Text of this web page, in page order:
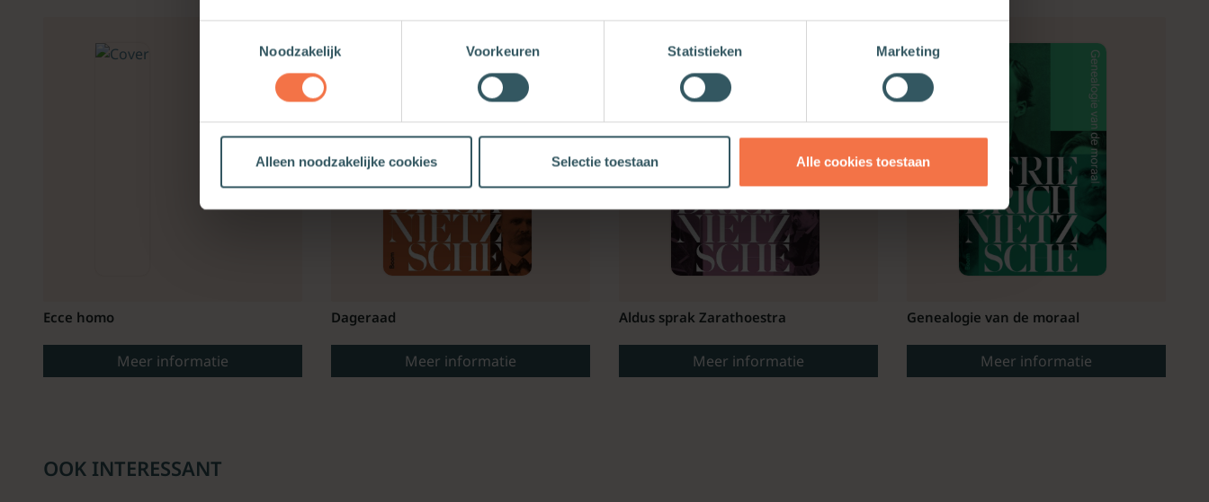
Noodzakelijk
Voorkeuren Statistieken Marketing
Alleen noodzakelijke cookies Selectie toestaan Alle cookies toestaan
Ecce homo
Meer informatie
Dageraad
Meer informatie
Aldus sprak Zarathoestra
Meer informatie
Genealogie van de moraal
Meer informatie
OOK INTERESSANT